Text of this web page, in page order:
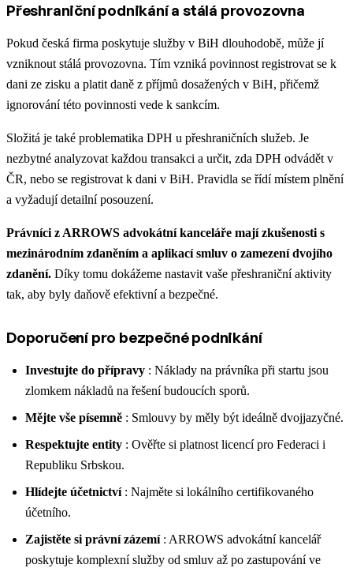
Přeshraniční podnikání a stálá provozovna
Pokud česká firma poskytuje služby v BiH dlouhodobě, může jí
vzniknout stálá provozovna. Tím vzniká povinnost registrovat se k
dani ze zisku a platit daně z příjmů dosažených v BiH, přičemž
ignorování této povinnosti vede k sankcím.
Složitá je také problematika DPH u přeshraničních služeb. Je
nezbytné analyzovat každou transakci a určit, zda DPH odvádět v
ČR, nebo se registrovat k dani v BiH. Pravidla se řídí místem plnění
a vyžadují detailní posouzení.
Právníci z ARROWS advokátní kanceláře mají zkušenosti s
mezinárodním zdaněním a aplikací smluv o zamezení dvojího
zdanění. Díky tomu dokážeme nastavit vaše přeshraniční aktivity
tak, aby byly daňově efektivní a bezpečné.
Doporučení pro bezpečné podnikání
Investujte do přípravy : Náklady na právníka při startu jsou
zlomkem nákladů na řešení budoucích sporů.
Mějte vše písemně : Smlouvy by měly být ideálně dvojjazyčné.
Respektujte entity : Ověřte si platnost licencí pro Federaci i
Republiku Srbskou.
Hlídejte účetnictví : Najměte si lokálního certifikovaného
účetního.
Zajistěte si právní zázemí : ARROWS advokátní kancelář
poskytuje komplexní služby od smluv až po zastupování ve